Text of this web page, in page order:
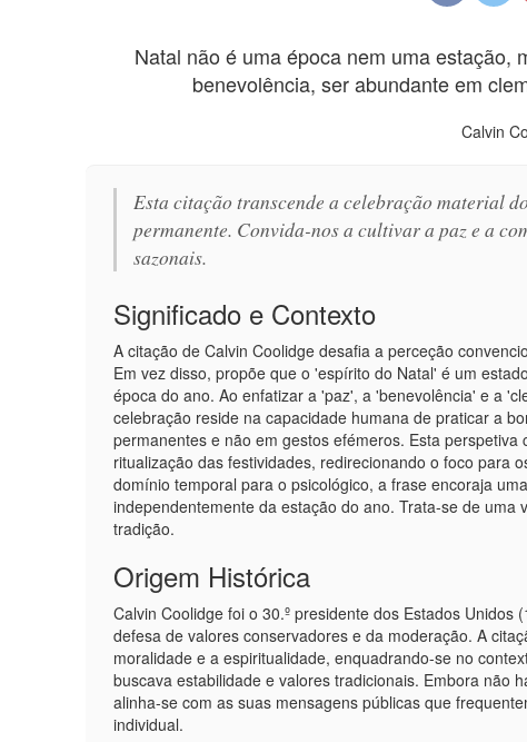
Natal não é uma época nem uma estação,
benevolência, ser abundante em
Calvin
Esta citação transcende a celebração material
permanente. Convida-nos a cultivar a paz e a
sazonais.
Significado e Contexto
A citação de Calvin Coolidge desafia a perceção
Em vez disso, propõe que o 'espírito do Natal' é um
época do ano. Ao enfatizar a 'paz', a 'benevolência' e a
celebração reside na capacidade humana de praticar a
permanentes e não em gestos efémeros. Esta
ritualização das festividades, redirecionando o foco para
domínio temporal para o psicológico, a frase encoraja
independentemente da estação do ano. Trata-se de
tradição.
Origem Histórica
Calvin Coolidge foi o 30.º presidente dos Estados
defesa de valores conservadores e da moderação. A
moralidade e a espiritualidade, enquadrando-se no
buscava estabilidade e valores tradicionais. Embora não
alinha-se com as suas mensagens públicas que
individual.